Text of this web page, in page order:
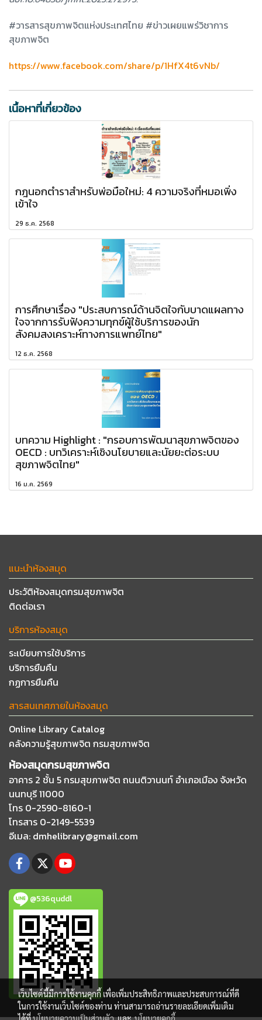
#วารสารสุขภาพจิตแห่งประเทศไทย #ข่าวเผยแพร่วิชาการ
สุขภาพจิต
https://www.facebook.com/share/p/1HfX4t6vNb/
เนื้อหาที่เกี่ยวข้อง
กฎนอกตำราสำหรับพ่อมือใหม่: 4 ความจริงที่หมอเพิ่ง
เข้าใจ
29 ธ.ค. 2568
การศึกษาเรื่อง "ประสบการณ์ด้านจิตใจกับบาดแผลทาง
ใจจากการรับฟังความทุกข์ผู้ใช้บริการของนัก
สังคมสงเคราะห์ทางการแพทย์ไทย"
12 ธ.ค. 2568
บทความ Highlight : "กรอบการพัฒนาสุขภาพจิตของ
OECD : บทวิเคราะห์เชิงนโยบายและนัยยะต่อระบบ
สุขภาพจิตไทย"
16 ม.ค. 2569
แนะนำห้องสมุด
ประวัติห้องสมุดกรมสุขภาพจิต
ติดต่อเรา
บริการห้องสมุด
ระเบียบการใช้บริการ
บริการยืมคืน
กฏการยืมคืน
สารสนเทศภายในห้องสมุด
Online Library Catalog
คลังความรู้สุขภาพจิต กรมสุขภาพจิต
ห้องสมุดกรมสุขภาพจิต
อาคาร 2 ชั้น 5 กรมสุขภาพจิต ถนนติวานนท์ อำเภอเมือง จังหวัด
นนทบุรี 11000
โทร 0-2590-8160-1
โทรสาร 0-2149-5539
อีเมล: dmhelibrary@gmail.com
@536quddl
เว็บไซต์นี้มีการใช้งานคุกกี้ เพื่อเพิ่มประสิทธิภาพและประสบการณ์ที่ดี
ในการใช้งานเว็บไซต์ของท่าน ท่านสามารถอ่านรายละเอียดเพิ่มเติม